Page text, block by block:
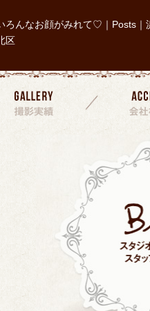
ろんなお顔がみれて♡｜Posts｜
区
撮影実績